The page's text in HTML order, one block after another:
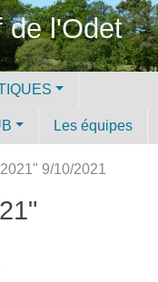
de l'Odet
Les équipes
9/10/2021